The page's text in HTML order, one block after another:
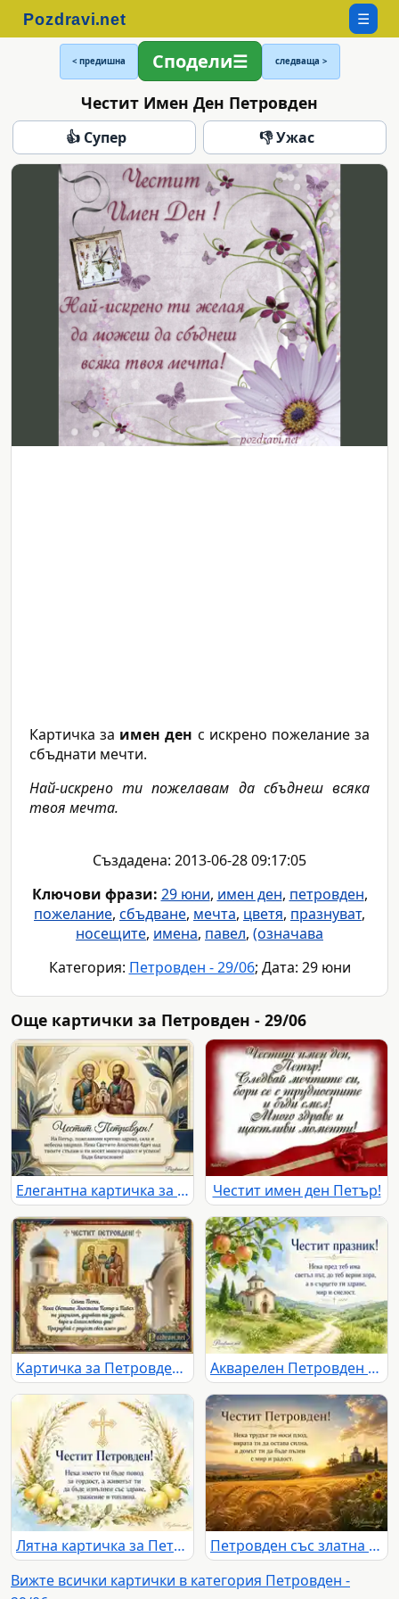
☰
< предишна Сподели следваща >
Честит Имен Ден Петровден
👍 Супер 👎 Ужас
Картичка за имен ден с искрено пожелание за
сбъднати мечти.
Най-искрено ти пожелавам да сбъднеш всяка
твоя мечта.
Създадена: 2013-06-28 09:17:05
Ключови фрази: 29 юни, имен ден, петровден,
пожелание, сбъдване, мечта, цветя, празнуват,
носещите, имена, павел, (означава
Категория: Петровден - 29/06; Дата: 29 юни
Още картички за Петровден - 29/06
Елегантна картичка за Петровден с икона и пожелание за Петър Честит имен ден Петър!
Картичка за Петровден с пожелание за имен ден на Петя Акварелен Петровден с параклис, ябълково клонче и светъл път
Лятна картичка за Петровден с житен венец, ябълки-петровки и златен кръст
Петровден със златна жътва, църква и благословия за мир и радост
Вижте всички картички в категория Петровден -